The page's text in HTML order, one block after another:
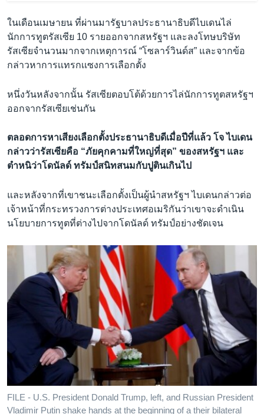
ในเดือนเมษายน ที่ผ่านมารัฐบาลประธานาธิบดีไบเดนไล่
นักการทูตรัสเซีย 10 รายออกจากสหรัฐฯ และลงโทษบริษัท
รัสเซียจำนวนมากจากเหตุการณ์ “โซลาร์วินด์ส” และจากข้อ
กล่าวหาการเเทรกเเซงการเลือกตั้ง
หนึ่งวันหลังจากนั้น รัสเซียตอบโต้ด้วยการไล่นักการทูตสหรัฐฯ
ออกจากรัสเซียเช่นกัน
ตลอดการหาเสียงเลือกตั้งประธานาธิบดีเมื่อปีที่เเล้ว โจ ไบเดน
กล่าวว่ารัสเซียคือ “ภัยคุกคามที่ใหญ่ที่สุด” ของสหรัฐฯ และ
ตำหนิว่าโดนัลด์ ทรัมป์สนิทสนมกับปูตินเกินไป
และหลังจากที่เขาชนะเลือกตั้งเป็นผู้นำสหรัฐฯ ไบเดนกล่าวต่อ
เจ้าหน้าที่กระทรวงการต่างประเทศอเมริกันว่าเขาจะดำเนิน
นโยบายการทูตที่ต่างไปจากโดนัลด์ ทรัมป์อย่างชัดเจน
FILE - U.S. President Donald Trump, left, and Russian President
Vladimir Putin shake hands at the beginning of a their bilateral